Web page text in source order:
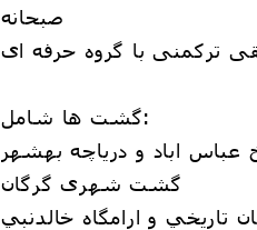
صبحانه
ترکمنی با گروه حرفه ای
گشت ها شامل:
عباس اباد و درياچه بهشهر
گشت شهری گرگان
تاريخي و ارامگاه خالدنبي